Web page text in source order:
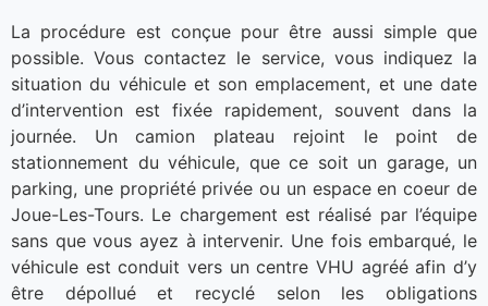
La procédure est conçue pour être aussi simple que
possible. Vous contactez le service, vous indiquez la
situation du véhicule et son emplacement, et une date
d’intervention est fixée rapidement, souvent dans la
journée. Un camion plateau rejoint le point de
stationnement du véhicule, que ce soit un garage, un
parking, une propriété privée ou un espace en coeur de
Joue-Les-Tours. Le chargement est réalisé par l’équipe
sans que vous ayez à intervenir. Une fois embarqué, le
véhicule est conduit vers un centre VHU agréé afin d’y
être dépollué et recyclé selon les obligations